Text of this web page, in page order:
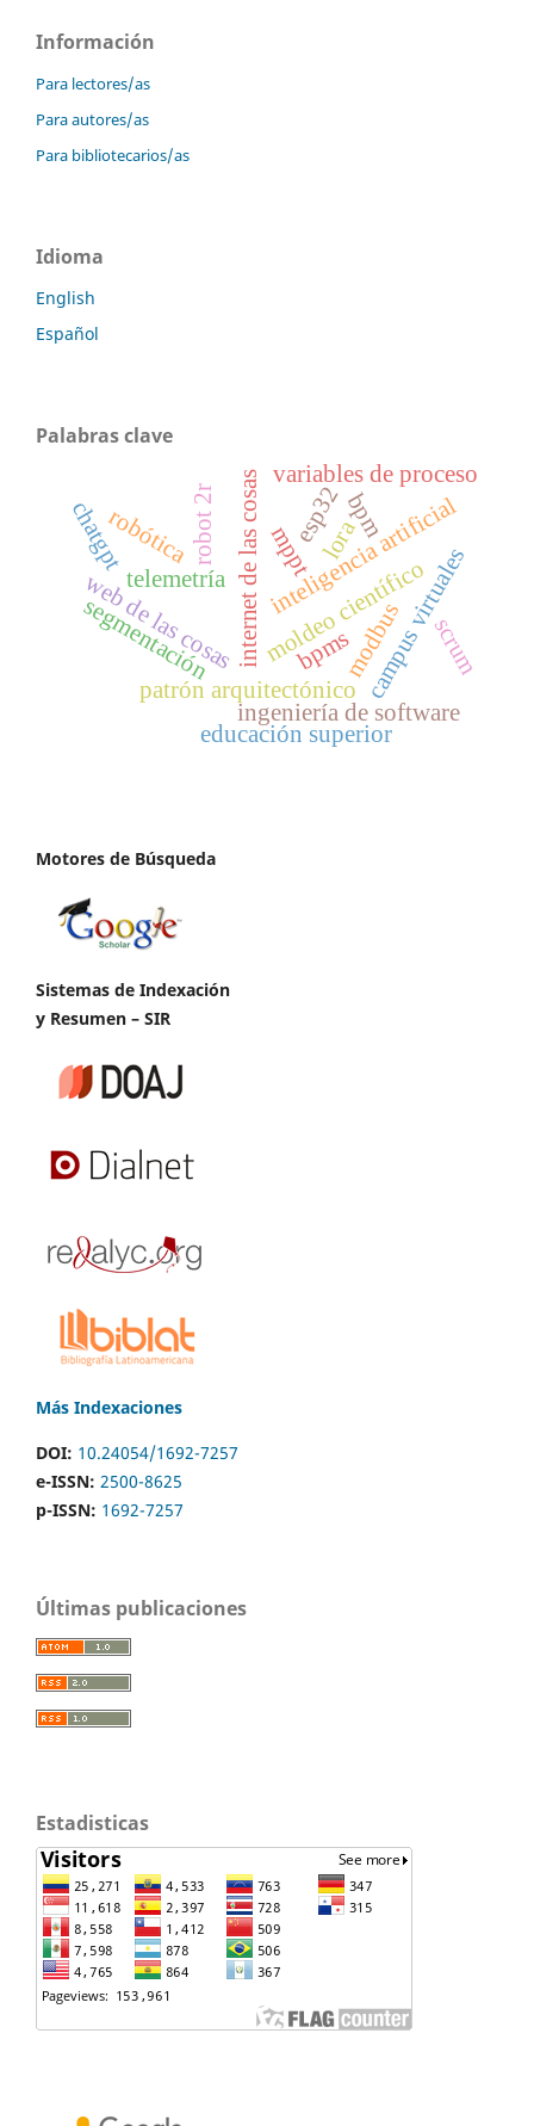
Información
Para lectores/as
Para autores/as
Para bibliotecarios/as
Idioma
English
Español
Palabras clave
internet de las cosas
patrón arquitectónico
web de las cosas
ingeniería de software
inteligencia artificial
moldeo científico
variables de proceso
campus virtuales
educación superior
lora
telemetría
scrum
segmentación
robot 2r
robótica mppt
esp32
modbus
chatgpt bpm
bpms
Motores de Búsqueda
Sistemas de Indexación
y Resumen – SIR
Más Indexaciones
DOI: 10.24054/1692-7257
e-ISSN: 2500-8625
p-ISSN: 1692-7257
Últimas publicaciones
Estadisticas